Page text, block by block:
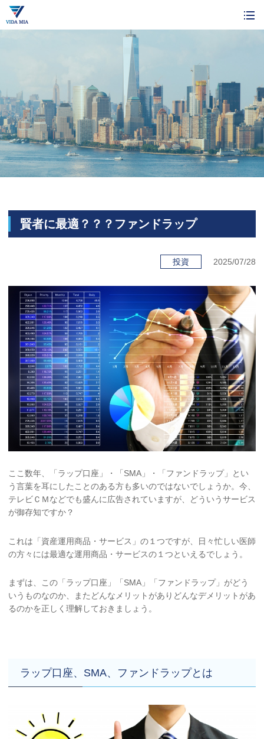
賢者に最適？？？ファンドラップ
投資 2025/07/28
ここ数年、「ラップ口座」・「SMA」・「ファンドラップ」とい
う言葉を耳にしたことのある方も多いのではないでしょうか。今、
テレビＣＭなどでも盛んに広告されていますが、どういうサービス
が御存知ですか？
これは「資産運用商品・サービス」の１つですが、日々忙しい医師
の方々には最適な運用商品・サービスの１つといえるでしょう。
まずは、この「ラップ口座」「SMA」「ファンドラップ」がどう
いうものなのか、またどんなメリットがありどんなデメリットがあ
るのかを正しく理解しておきましょう。
ラップ口座、SMA、ファンドラップとは